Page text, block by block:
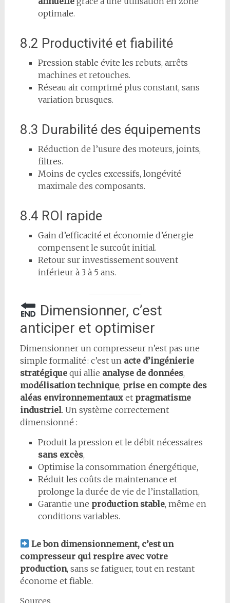
optimale.
8.2 Productivité et fiabilité
Pression stable évite les rebuts, arrêts
machines et retouches.
Réseau air comprimé plus constant, sans
variation brusques.
8.3 Durabilité des équipements
Réduction de l’usure des moteurs, joints,
filtres.
Moins de cycles excessifs, longévité
maximale des composants.
8.4 ROI rapide
Gain d’efficacité et économie d’énergie
compensent le surcoût initial.
Retour sur investissement souvent
inférieur à 3 à 5 ans.
Dimensionner, c’est
anticiper et optimiser
Dimensionner un compresseur n’est pas une
simple formalité : c’est un acte d’ingénierie
stratégiquequi allie analyse de données,
modélisation technique, prise en compte des
aléas environnementauxet pragmatisme
industriel. Un système correctement
dimensionné :
Produit la pression et le débit nécessaires
sans excès,
Optimise la consommation énergétique,
Réduit les coûts de maintenance et
prolonge la durée de vie de l’installation,
Garantie une production stable, même en
conditions variables.
Le bon dimensionnement, c’est un
compresseur qui respire avec votre
production, sans se fatiguer, tout en restant
économe et fiable.
Sources